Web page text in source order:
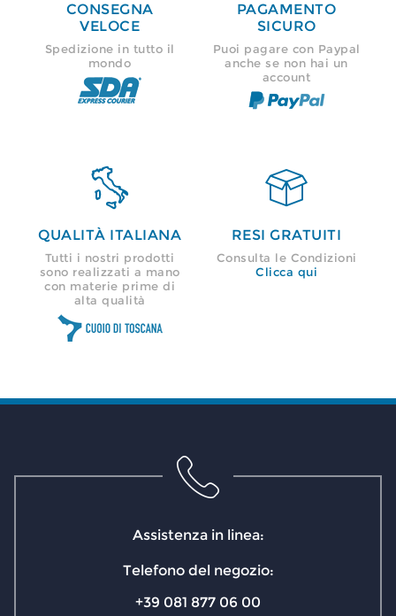
CONSEGNA
VELOCE
Spedizione in tutto il
mondo
PAGAMENTO
SICURO
Puoi pagare con Paypal
anche se non hai un
account

QUALITÀ ITALIANA
Tutti i nostri prodotti
sono realizzati a mano
con materie prime di
alta qualità

RESI GRATUITI
Consulta le Condizioni
Clicca qui
Assistenza in linea:
Telefono del negozio:
+39 081 877 06 00